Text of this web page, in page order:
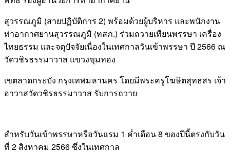
สุวรรณภูมิ (สายปฏิบัติการ 2) พร้อมด้วยผู้บริหาร และพนักงาน
ท่าอากาศยานสุวรรณภูมิ (ทสภ.) ร่วมถวายเทียนพรรษา เครื่อง
ไทยธรรม และจตุปัจจัยเนื่องในเทศกาลวันเข้าพรรษา ปี 2566 ณ
วัดวชิรธรรมาวาส แขวงขุมทอง
เขตลาดกระบัง กรุงเทพมหานคร โดยมีพระครูโฆษิตสุทธสร เจ้า
อาวาสวัดวชิรธรรมาวาส รับการถวาย
สำหรับวันเข้าพรรษาหรือวันแรม 1 ค่ำเดือน 8 ของปีนี้ตรงกับวัน
ที่ 2 สิงหาคม 2566 ซึ่งในเทศกาล